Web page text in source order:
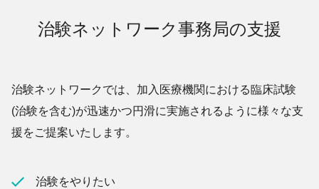
治験ネットワーク事務局の支援
治験ネットワークでは、加入医療機関における臨床試験
(治験を含む)が迅速かつ円滑に実施されるように様々な支
援をご提案いたします。
治験をやりたい